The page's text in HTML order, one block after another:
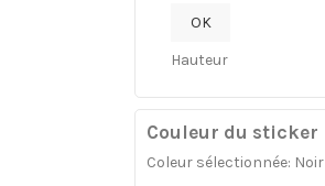
OK
Hauteur
Couleur du sticker
Coleur sélectionnée: Noir